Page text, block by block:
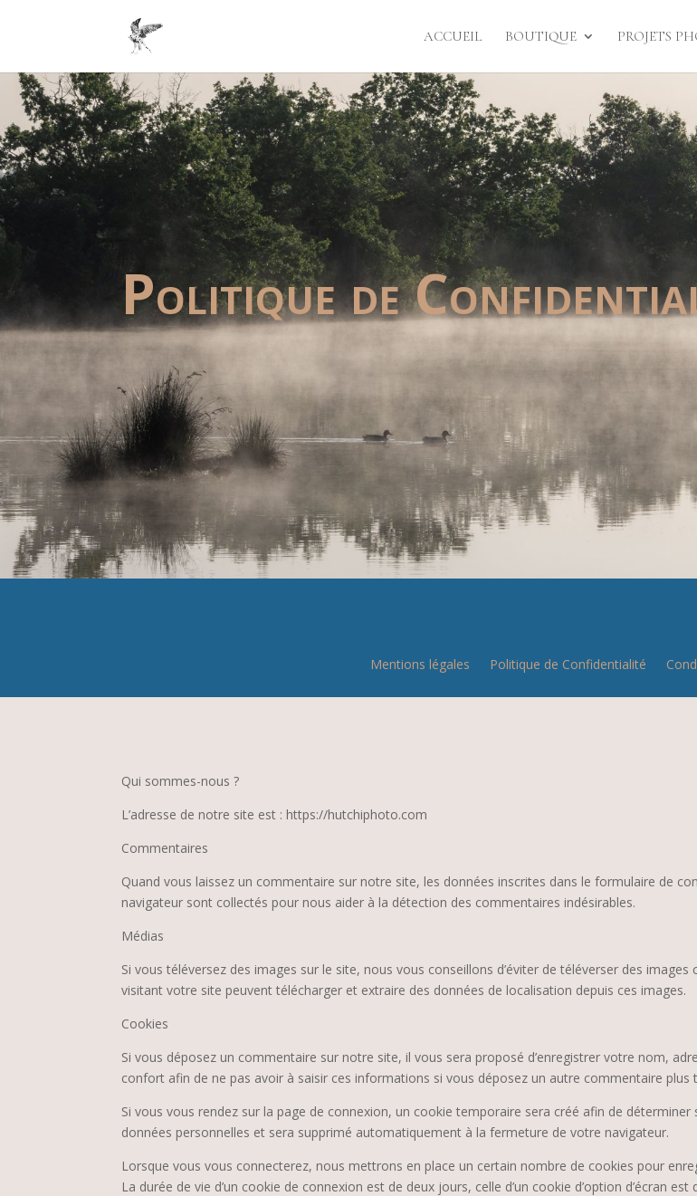
ACCUEIL BOUTIQUE PROJETS
Politique de
Mentions légales Politique de Confidentialité
Qui sommes-nous ?
L’adresse de notre site est : https://hutchiphoto.com
Commentaires
Quand vous laissez un commentaire sur notre site, les données inscrites dans le formulaire de
navigateur sont collectés pour nous aider à la détection des commentaires indésirables.
Médias
Si vous téléversez des images sur le site, nous vous conseillons d’éviter de téléverser des
visitant votre site peuvent télécharger et extraire des données de localisation depuis ces images.
Cookies
Si vous déposez un commentaire sur notre site, il vous sera proposé d’enregistrer votre nom,
confort afin de ne pas avoir à saisir ces informations si vous déposez un autre commentaire plus
Si vous vous rendez sur la page de connexion, un cookie temporaire sera créé afin de
données personnelles et sera supprimé automatiquement à la fermeture de votre navigateur.
Lorsque vous vous connecterez, nous mettrons en place un certain nombre de cookies pour
La durée de vie d’un cookie de connexion est de deux jours, celle d’un cookie d’option d’écran